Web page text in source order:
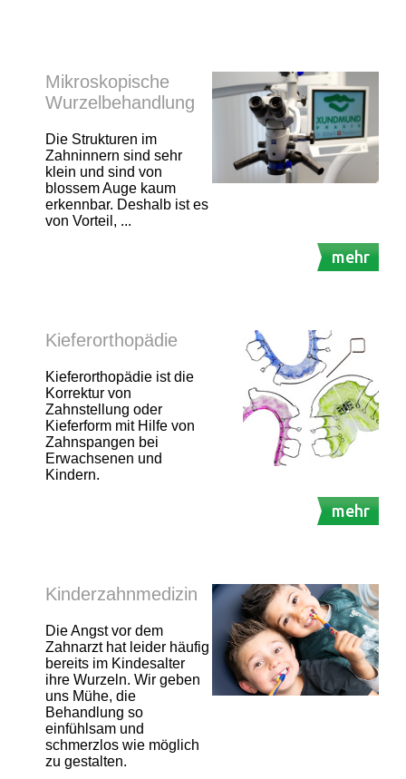
Mikroskopische
Wurzelbehandlung
Die Strukturen im
Zahninnern sind sehr
klein und sind von
blossem Auge kaum
erkennbar. Deshalb ist es
von Vorteil, ...
mehr
Kieferorthopädie
Kieferorthopädie ist die
Korrektur von
Zahnstellung oder
Kieferform mit Hilfe von
Zahnspangen bei
Erwachsenen und
Kindern.
mehr
Kinderzahnmedizin
Die Angst vor dem
Zahnarzt hat leider häufig
bereits im Kindesalter
ihre Wurzeln. Wir geben
uns Mühe, die
Behandlung so
einfühlsam und
schmerzlos wie möglich
zu gestalten.